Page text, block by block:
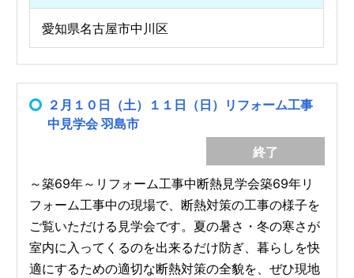
愛知県名古屋市中川区
２月１０日（土）１１日（日）リフォーム工事
中見学会 羽島市
終了
～築69年～リフォーム工事中断熱見学会築69年リ
フォーム工事中の現場で、断熱対策の工事の様子を
ご覧いただける見学会です。夏の暑さ・冬の寒さが
室内に入ってくるのを出来るだけ防ぎ、暮らしを快
適にするための適切な断熱対策の全貌を、ぜひ現地